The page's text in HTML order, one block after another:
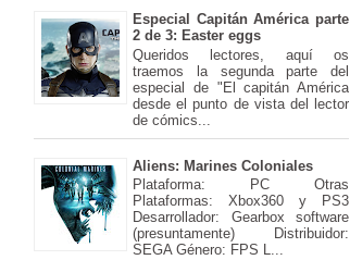
Especial Capitán América parte
2 de 3: Easter eggs
Queridos lectores, aquí os
traemos la segunda parte del
especial de "El capitán América
desde el punto de vista del lector
de cómics...
Aliens: Marines Coloniales
Plataforma: PC Otras
Plataformas: Xbox360 y PS3
Desarrollador: Gearbox software
(presuntamente) Distribuidor:
SEGA Género: FPS L...